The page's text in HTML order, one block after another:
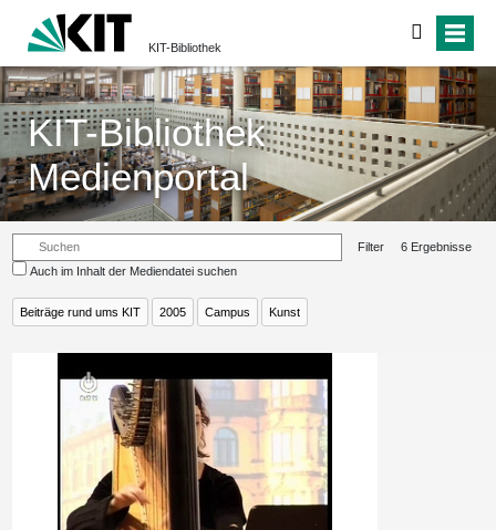
KIT-Bibliothek
KIT-Bibliothek
Medienportal
Filter
6 Ergebnisse
Auch im Inhalt der Mediendatei suchen
Beiträge rund ums KIT 2005 Campus Kunst